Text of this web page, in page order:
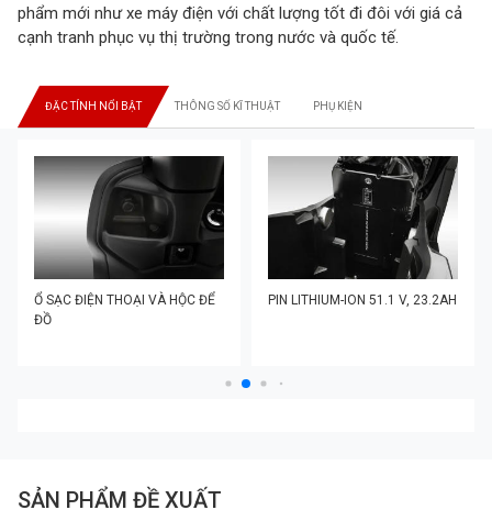
phẩm mới như xe máy điện với chất lượng tốt đi đôi với giá cả
cạnh tranh phục vụ thị trường trong nước và quốc tế.
ĐẶC TÍNH NỔI BẬT THÔNG SỐ KĨ THUẬT PHỤ KIỆN
Ổ SẠC ĐIỆN THOẠI VÀ HỘC ĐỂ
ĐỒ
PIN LITHIUM-ION 51.1 V, 23.2AH
SẢN PHẨM ĐỀ XUẤT